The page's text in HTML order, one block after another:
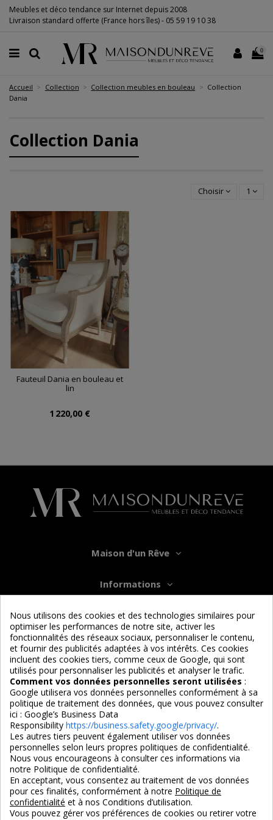
Meubles et déco tendance sur Internet depuis 2008
Livraison standard offerte (France hors îles) - 05 59 19 10 38
0
Accueil Collection Collection meubles en bouleau
Collection
Dania
Collection Dania
Choisir 1
Fauteuil Dania en bouleau et
lin
1 220,00 €
Maison d'un Rêve
Informations
Services
Nous suivre
4,7/5
3X SANS FRAIS
100% sécurisé
PAIEMENT 100% SÉCURISÉ
par CB / Amex / Virement
Nous utilisons des cookies et des technologies similaires pour
optimiser les performances de notre site, activer les
fonctionnalités des réseaux sociaux, personnaliser le contenu,
et fournir des publicités adaptées à vos intérêts. Ces cookies
incluent des cookies tiers, comme ceux de Google, qui sont
utilisés pour personnaliser les publicités et analyser le trafic.
Comment vos données personnelles seront utilisées :
Google utilisera vos données personnelles conformément à sa
politique de traitement des données, que vous pouvez consulter
ici : Google’s Business Data
Responsibility https://business.safety.google/privacy/.
Les autres tiers peuvent également utiliser vos données
personnelles selon leurs propres politiques de confidentialité.
Nous vous encourageons à consulter ces informations via
notre Politique de confidentialité.
En acceptant, vous consentez au traitement de vos données
pour ces finalités, conformément à notre Politique de
confidentialité et à nos Conditions d’utilisation.
Vous pouvez gérer vos préférences de cookies ou retirer votre